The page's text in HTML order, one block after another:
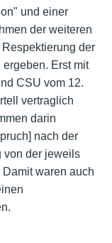
und einer
der weiteren
der
Erst mit
CSU vom 12.
vertraglich
darin
nach der
von der jeweils
waren auch